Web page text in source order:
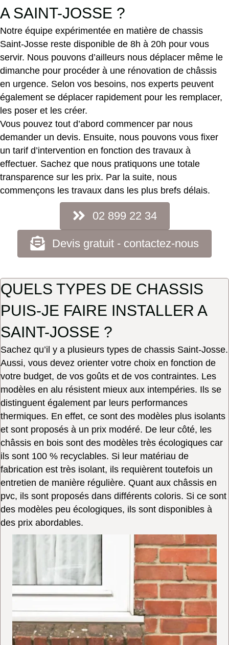
A SAINT-JOSSE ?
Notre équipe expérimentée en matière de chassis
Saint-Josse reste disponible de 8h à 20h pour vous
servir. Nous pouvons d’ailleurs nous déplacer même le
dimanche pour procéder à une rénovation de châssis
en urgence. Selon vos besoins, nos experts peuvent
également se déplacer rapidement pour les remplacer,
les poser et les créer.
Vous pouvez tout d’abord commencer par nous
demander un devis. Ensuite, nous pouvons vous fixer
un tarif d’intervention en fonction des travaux à
effectuer. Sachez que nous pratiquons une totale
transparence sur les prix. Par la suite, nous
commençons les travaux dans les plus brefs délais.
02 899 22 34
Devis gratuit - contactez-nous
QUELS TYPES DE CHASSIS
PUIS-JE FAIRE INSTALLER A
SAINT-JOSSE ?
Sachez qu’il y a plusieurs types de chassis Saint-Josse.
Aussi, vous devez orienter votre choix en fonction de
votre budget, de vos goûts et de vos contraintes. Les
modèles en alu résistent mieux aux intempéries. Ils se
distinguent également par leurs performances
thermiques. En effet, ce sont des modèles plus isolants
et sont proposés à un prix modéré. De leur côté, les
châssis en bois sont des modèles très écologiques car
ils sont 100 % recyclables. Si leur matériau de
fabrication est très isolant, ils requièrent toutefois un
entretien de manière régulière. Quant aux châssis en
pvc, ils sont proposés dans différents coloris. Si ce sont
des modèles peu écologiques, ils sont disponibles à
des prix abordables.